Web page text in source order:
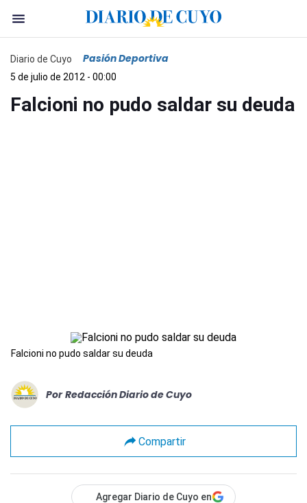
Diario de Cuyo Pasión Deportiva
5 de julio de 2012 - 00:00
Falcioni no pudo saldar su deuda
Falcioni no pudo saldar su deuda
Por Redacción Diario de Cuyo
Compartir
Agregar Diario de Cuyo en